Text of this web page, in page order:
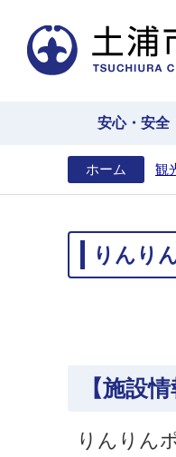
安心・安全
ホーム 観
りんり
【施設情
りんりん